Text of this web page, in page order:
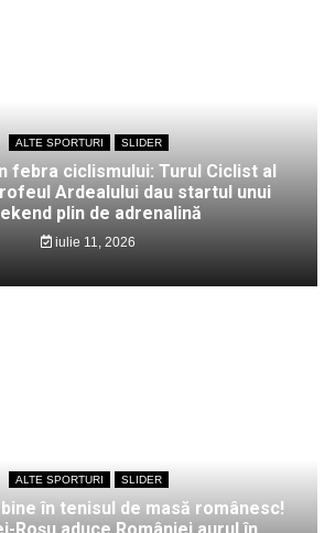
ALTE SPORTURI SLIDER
febra ciclismului: Turul Ciclist al
Ardealului dau startul unui
plin de adrenalină
iulie 11, 2026
ALTE SPORTURI SLIDER
în tenisul de masă românesc!
Roșu aduce României aurul în